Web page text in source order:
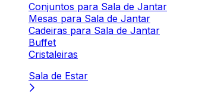
Conjuntos para Sala de Jantar
Mesas para Sala de Jantar
Cadeiras para Sala de Jantar
Buffet
Cristaleiras
Sala de Estar